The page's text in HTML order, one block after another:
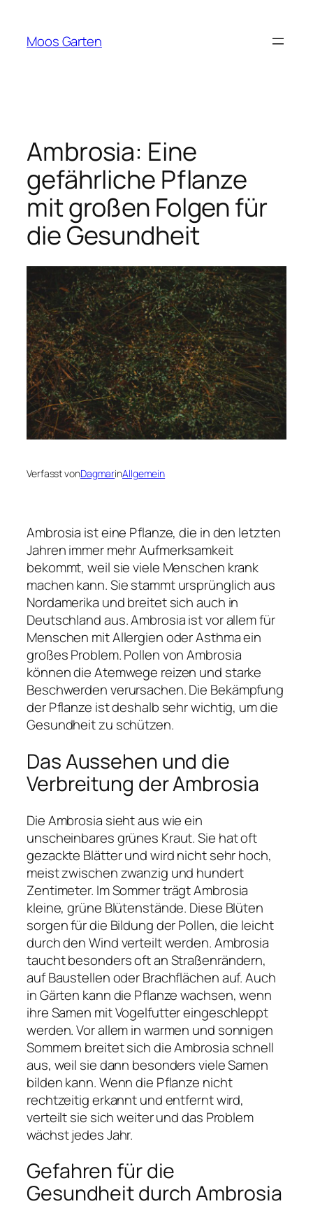
springen
Moos Garten
Ambrosia: Eine
gefährliche Pflanze
mit großen Folgen für
die Gesundheit
Verfasst vonDagmarinAllgemein
Ambrosia ist eine Pflanze, die in den letzten
Jahren immer mehr Aufmerksamkeit
bekommt, weil sie viele Menschen krank
machen kann. Sie stammt ursprünglich aus
Nordamerika und breitet sich auch in
Deutschland aus. Ambrosia ist vor allem für
Menschen mit Allergien oder Asthma ein
großes Problem. Pollen von Ambrosia
können die Atemwege reizen und starke
Beschwerden verursachen. Die Bekämpfung
der Pflanze ist deshalb sehr wichtig, um die
Gesundheit zu schützen.
Das Aussehen und die
Verbreitung der Ambrosia
Die Ambrosia sieht aus wie ein
unscheinbares grünes Kraut. Sie hat oft
gezackte Blätter und wird nicht sehr hoch,
meist zwischen zwanzig und hundert
Zentimeter. Im Sommer trägt Ambrosia
kleine, grüne Blütenstände. Diese Blüten
sorgen für die Bildung der Pollen, die leicht
durch den Wind verteilt werden. Ambrosia
taucht besonders oft an Straßenrändern,
auf Baustellen oder Brachflächen auf. Auch
in Gärten kann die Pflanze wachsen, wenn
ihre Samen mit Vogelfutter eingeschleppt
werden. Vor allem in warmen und sonnigen
Sommern breitet sich die Ambrosia schnell
aus, weil sie dann besonders viele Samen
bilden kann. Wenn die Pflanze nicht
rechtzeitig erkannt und entfernt wird,
verteilt sie sich weiter und das Problem
wächst jedes Jahr.
Gefahren für die
Gesundheit durch Ambrosia